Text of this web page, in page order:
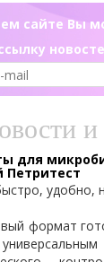
сайте Вы
и
для
Петритест
удобно,
формат